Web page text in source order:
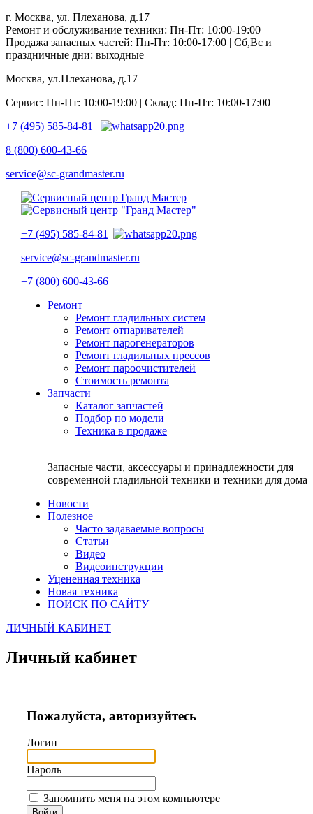
г. Москва, ул. Плеханова, д.17
Ремонт и обслуживание техники: Пн-Пт: 10:00-19:00
Продажа запасных частей: Пн-Пт: 10:00-17:00 | Сб,Вс и
праздничные дни: выходные
Москва, ул.Плеханова, д.17
Сервис: Пн-Пт: 10:00-19:00 | Склад: Пн-Пт: 10:00-17:00
+7 (495) 585-84-81
8 (800) 600-43-66
service@sc-grandmaster.ru
+7 (495) 585-84-81
service@sc-grandmaster.ru
+7 (800) 600-43-66
Ремонт
Ремонт гладильных систем
Ремонт отпаривателей
Ремонт парогенераторов
Ремонт гладильных прессов
Ремонт пароочистителей
Стоимость ремонта
Запчасти
Каталог запчастей
Подбор по модели
Техника в продаже
Запасные части, аксессуары и принадлежности для
современной гладильной техники и техники для дома
Новости
Полезное
Часто задаваемые вопросы
Статьи
Видео
Видеоинструкции
Уцененная техника
Новая техника
ПОИСК ПО САЙТУ
ЛИЧНЫЙ КАБИНЕТ
Личный кабинет
Пожалуйста, авторизуйтесь
Логин
Пароль
Запомнить меня на этом компьютере